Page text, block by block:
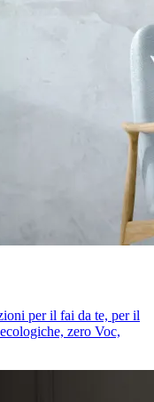
per il fai da te, per il
zero Voc,